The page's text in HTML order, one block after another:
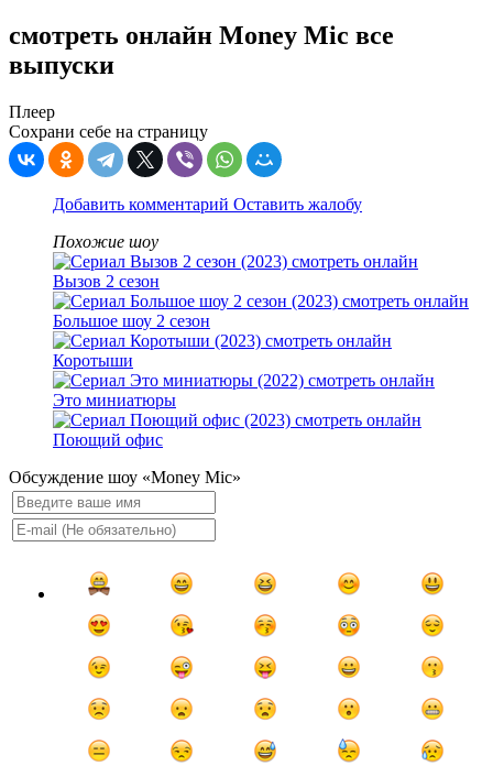
смотреть онлайн Money Mic все
выпуски
Плеер
Сохрани себе на страницу
Добавить комментарий Оставить жалобу
Похожие шоу
Вызов 2 сезон
Большое шоу 2 сезон
Коротыши
Это миниатюры
Поющий офис
Обсуждение шоу «Money Mic»